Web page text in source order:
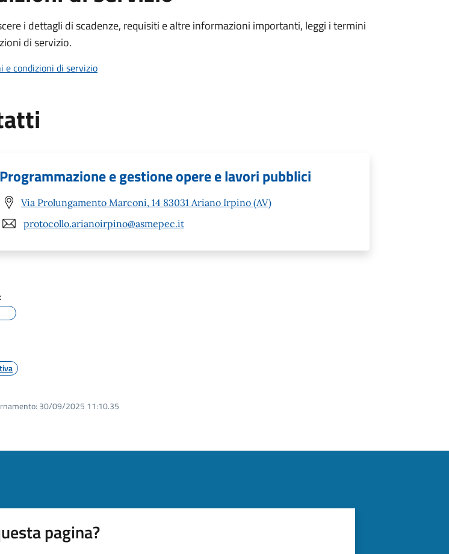
i dettagli di scadenze, requisiti e altre informazioni importanti, leggi i termini
di servizio.
e condizioni di servizio
Programmazione e gestione opere e lavori pubblici
Via Prolungamento Marconi, 14 83031 Ariano Irpino (AV)
protocollo.arianoirpino@asmepec.it
30/09/2025 11:10.35
pagina?